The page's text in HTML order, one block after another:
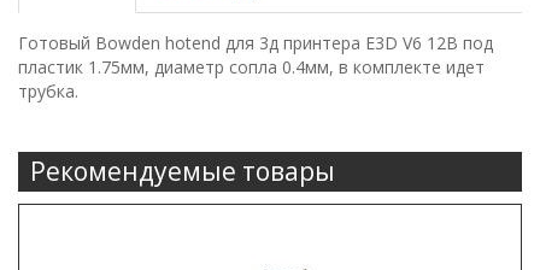
Готовый Bowden hotend для 3д принтера E3D V6 12В под
пластик 1.75мм, диаметр сопла 0.4мм, в комплекте идет
трубка.
Рекомендуемые товары